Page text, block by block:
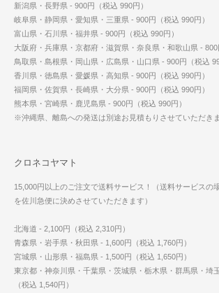
新潟県・長野県 - 900円（税込 990円）
岐阜県・静岡県・愛知県・三重県 - 900円（税込 990円）
富山県・石川県・福井県 - 900円（税込 990円）
大阪府・兵庫県・京都府・滋賀県・奈良県・和歌山県 - 800
鳥取県・島根県・岡山県・広島県・山口県 - 900円（税込
香川県・徳島県・愛媛県・高知県 - 900円（税込 990円）
福岡県・佐賀県・長崎県・大分県 - 900円（税込 990円）
熊本県・宮崎県・鹿児島県 - 900円（税込 990円）
※沖縄県、離島への発送は別途お見積もりさせていただき
クロネコヤマト
15,000円以上のご注文で送料サービス！（送料サービスの
を佐川急便に決めさせていただきます）
北海道 - 2,100円（税込 2,310円）
青森県・岩手県・秋田県 - 1,600円（税込 1,760円）
宮城県・山形県・福島県 - 1,500円（税込 1,650円）
東京都・神奈川県・千葉県・茨城県・栃木県・群馬県・埼
（税込 1,540円）